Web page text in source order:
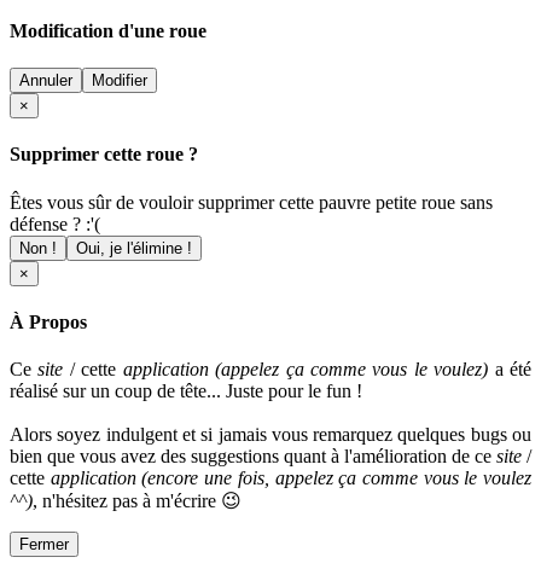
Modification d'une roue
Annuler
Modifier
×
Supprimer cette roue ?
Êtes vous sûr de vouloir supprimer cette pauvre petite roue sans
défense ? :'(
Non !
Oui, je l'élimine !
×
À Propos
Cesite / cette application (appelez ça comme vous le voulez) a été
réalisé sur un coup de tête... Juste pour le fun !
Alors soyez indulgent et si jamais vous remarquez quelques bugs ou
bien que vous avez des suggestions quant à l'amélioration de ce site /
cette application (encore une fois, appelez ça comme vous le voulez
^^), n'hésitez pas à m'écrire 😉
Fermer